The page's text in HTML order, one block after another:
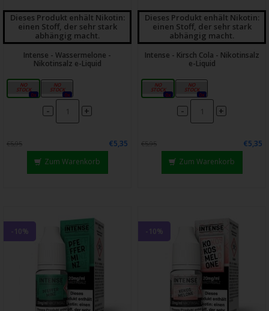
Dieses Produkt enhält Nikotin:
einen Stoff, der sehr stark
abhängig macht.
Intense - Wassermelone -
Nikotinsalz e-Liquid
10mg
0x
20mg
0x
- +
€5,95
€5,35
Zum Warenkorb
Dieses Produkt enhält Nikotin:
einen Stoff, der sehr stark
abhängig macht.
Intense - Kirsch Cola - Nikotinsalz
e-Liquid
10mg
0x
20mg
0x
- +
€5,95
€5,35
Zum Warenkorb
-10% -10%